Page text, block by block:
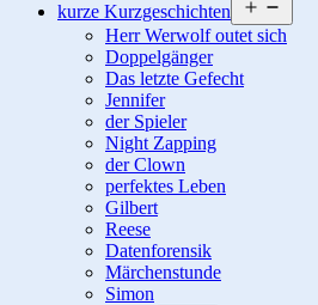
kurze Kurzgeschichten
öffnen
Herr Werwolf outet sich
Doppelgänger
Das letzte Gefecht
Jennifer
der Spieler
Night Zapping
der Clown
perfektes Leben
Gilbert
Reese
Datenforensik
Märchenstunde
Simon